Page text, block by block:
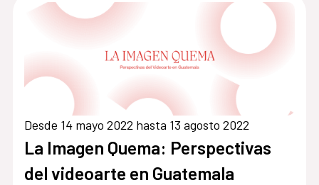
Desde 14 mayo 2022 hasta 13 agosto 2022
La Imagen Quema: Perspectivas
del videoarte en Guatemala